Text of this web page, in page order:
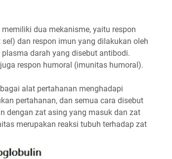
dua mekanisme, yaitu respon
dan respon imun yang dilakukan oleh
darah yang disebut antibodi.
respon humoral (imunitas humoral).
alat pertahanan menghadapi
pertahanan, dan semua cara disebut
dengan zat asing yang masuk dan zat
merupakan reaksi tubuh terhadap zat